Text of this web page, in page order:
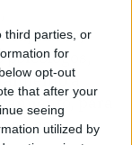
third parties, or
for
opt-out
that after your
seeing
utilized by
capilares,
a
para
en cada